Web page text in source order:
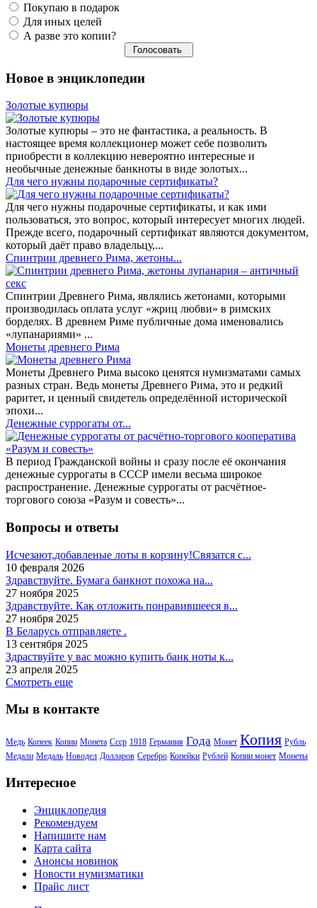
Покупаю в подарок
Для иных целей
А разве это копии?
Новое в энциклопедии
Золотые купюры
Золотые купюры – это не фантастика, а реальность. В
настоящее время коллекционер может себе позволить
приобрести в коллекцию невероятно интересные и
необычные денежные банкноты в виде золотых...
​Для чего нужны подарочные сертификаты?
Для чего нужны подарочные сертификаты, и как ими
пользоваться, это вопрос, который интересует многих людей.
Прежде всего, подарочный сертификат являются документом,
который даёт право владельцу,...
Спинтрии древнего Рима, жетоны...
Спинтрии Древнего Рима, являлись жетонами, которыми
производилась оплата услуг «жриц любви» в римских
борделях. В древнем Риме публичные дома именовались
«лупанариями» ...
Монеты древнего Рима
Монеты Древнего Рима высоко ценятся нумизматами самых
разных стран. Ведь монеты Древнего Рима, это и редкий
раритет, и ценный свидетель определённой исторической
эпохи...
Денежные суррогаты от...
В период Гражданской войны и сразу после её окончания
денежные суррогаты в СССР имели весьма широкое
распространение. Денежные суррогаты от расчётное-
торгового союза «Разум и совесть»...
Вопросы и ответы
Исчезают,добавленые лоты в корзину!Связатся с...
10 февраля 2026
Здравствуйте. Бумага банкнот похожа на...
27 ноября 2025
Здравствуйте. Как отложить понравившееся в...
27 ноября 2025
В Беларусь отправляете .
13 сентября 2025
Здраствуйте у вас можно купить банк ноты к...
23 апреля 2025
Смотреть еще
Мы в контакте
Медь Копеек Копии Монета Ссср 1918 Германия Года Монет Копия Рубль
Медали Медаль Новодел Долларов Серебро Копейки Рублей Копии монет Монеты
Интересное
Энциклопедия
Рекомендуем
Напишите нам
Карта сайта
Анонсы новинок
Новости нумизматики
Прайс лист